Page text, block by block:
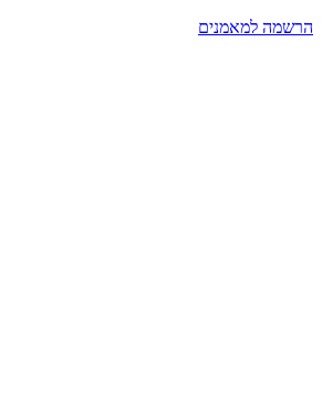
הרשמה למאמנים